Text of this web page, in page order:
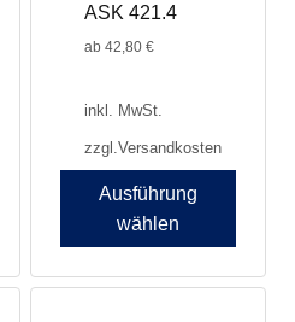
ASK 421.4
ab 42,80 €
inkl. MwSt.
zzgl.Versandkosten
Ausführung
wählen